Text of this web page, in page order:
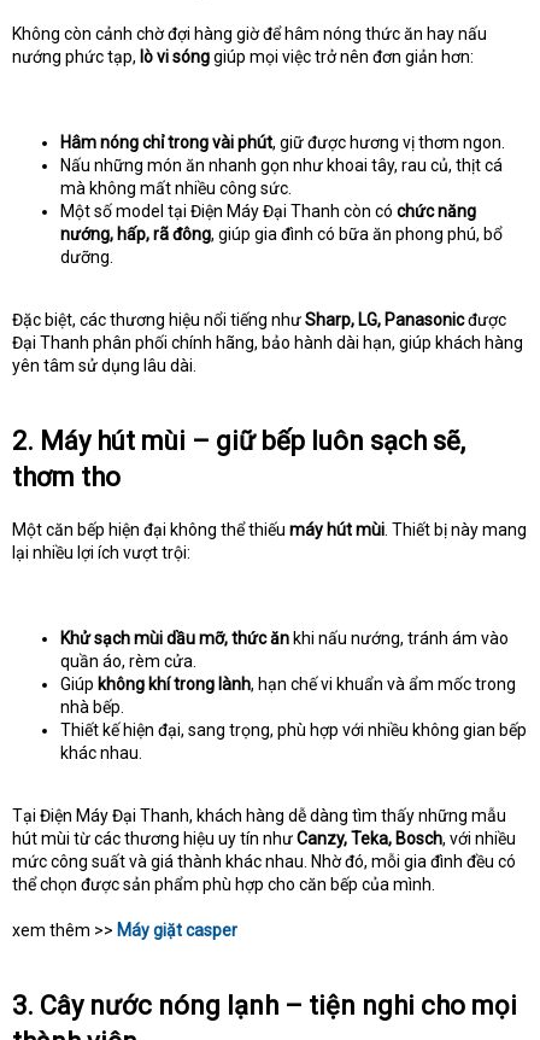
Không còn cảnh chờ đợi hàng giờ để hâm nóng thức ăn hay nấu
nướng phức tạp, lò vi sónggiúp mọi việc trở nên đơn giản hơn:
Hâm nóng chỉ trong vài phút, giữ được hương vị thơm ngon.
Nấu những món ăn nhanh gọn như khoai tây, rau củ, thịt cá
mà không mất nhiều công sức.
Một số model tại Điện Máy Đại Thanh còn có chức năng
nướng, hấp, rã đông, giúp gia đình có bữa ăn phong phú, bổ
dưỡng.
Đặc biệt, các thương hiệu nổi tiếng nhưSharp, LG, Panasonicđược
Đại Thanh phân phối chính hãng, bảo hành dài hạn, giúp khách hàng
yên tâm sử dụng lâu dài.
2. Máy hút mùi – giữ bếp luôn sạch sẽ,
thơm tho
Một căn bếp hiện đại không thể thiếu máy hút mùi. Thiết bị này mang
lại nhiều lợi ích vượt trội:
Khử sạch mùi dầu mỡ, thức ăn khi nấu nướng, tránh ám vào
quần áo, rèm cửa.
Giúp không khí trong lành, hạn chế vi khuẩn và ẩm mốc trong
nhà bếp.
Thiết kế hiện đại, sang trọng, phù hợp với nhiều không gian bếp
khác nhau.
Tại Điện Máy Đại Thanh, khách hàng dễ dàng tìm thấy những mẫu
hút mùi từ các thương hiệu uy tín nhưCanzy, Teka, Bosch, với nhiều
mức công suất và giá thành khác nhau. Nhờ đó, mỗi gia đình đều có
thể chọn được sản phẩm phù hợp cho căn bếp của mình.
xem thêm >> Máy giặt casper
3. Cây nước nóng lạnh – tiện nghi cho mọi